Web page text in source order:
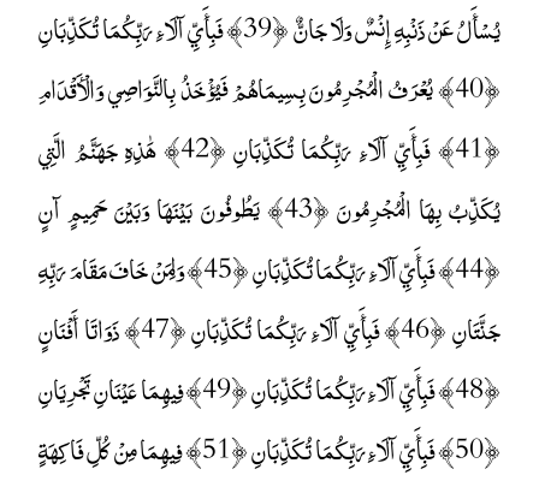
يُسْأَلُ عَنْ ذَنْبِهِ إِنْسٌ وَلَا جَانٌّ ﴿39﴾ فَبِأَيِّ آلَاءِ رَبِّكُمَا تُكَذِّبَانِ
﴿40﴾ يُعْرَفُ الْمُجْرِمُونَ بِسِيمَاهُمْ فَيُؤْخَذُ بِالنَّوَاصِي وَالْأَقْدَامِ
﴿41﴾ فَبِأَيِّ آلَاءِ رَبِّكُمَا تُكَذِّبَانِ ﴿42﴾ هَٰذِهِ جَهَنَّمُ الَّتِي
يُكَذِّبُ بِهَا الْمُجْرِمُونَ ﴿43﴾ يَطُوفُونَ بَيْنَهَا وَبَيْنَ حَمِيمٍ آنٍ
﴿44﴾ فَبِأَيِّ آلَاءِ رَبِّكُمَا تُكَذِّبَانِ ﴿45﴾ وَلِمَنْ خَافَ مَقَامَ رَبِّهِ
جَنَّتَانِ ﴿46﴾ فَبِأَيِّ آلَاءِ رَبِّكُمَا تُكَذِّبَانِ ﴿47﴾ ذَوَاتَا أَفْنَانٍ
﴿48﴾ فَبِأَيِّ آلَاءِ رَبِّكُمَا تُكَذِّبَانِ ﴿49﴾ فِيهِمَا عَيْنَانِ تَجْرِيَانِ
﴿50﴾ فَبِأَيِّ آلَاءِ رَبِّكُمَا تُكَذِّبَانِ ﴿51﴾ فِيهِمَا مِنْ كُلِّ فَاكِهَةٍ